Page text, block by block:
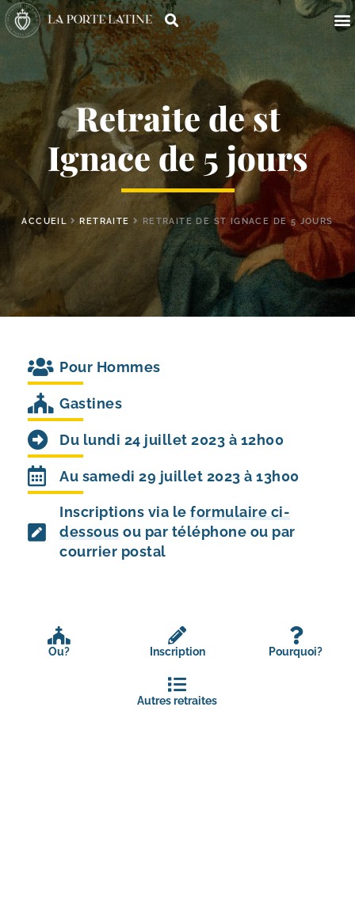
Retraite de st
Ignace de 5 jours
ACCUEIL RETRAITE RETRAITE DE ST IGNACE DE 5 JOURS
Pour Hommes
Gastines
Du lundi 24 juillet 2023 à 12h00
Au samedi 29 juillet 2023 à 13h00
Inscriptions via le formulaire ci-
dessous ou par téléphone ou par
courrier postal
Ou? Inscription Pourquoi?
Autres retraites